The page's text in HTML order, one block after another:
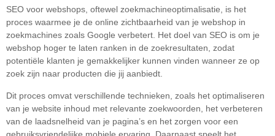
SEO voor webshops, oftewel zoekmachineoptimalisatie, is het
proces waarmee je de online zichtbaarheid van je webshop in
zoekmachines zoals Google verbetert. Het doel van SEO is om je
webshop hoger te laten ranken in de zoekresultaten, zodat
potentiële klanten je gemakkelijker kunnen vinden wanneer ze op
zoek zijn naar producten die jij aanbiedt.
Dit proces omvat verschillende technieken, zoals het optimaliseren
van je website inhoud met relevante zoekwoorden, het verbeteren
van de laadsnelheid van je pagina’s en het zorgen voor een
gebruiksvriendelijke mobiele ervaring. Daarnaast speelt het